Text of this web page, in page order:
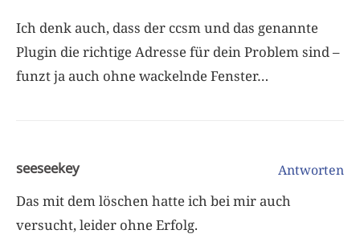
Ich denk auch, dass der ccsm und das genannte
Plugin die richtige Adresse für dein Problem sind –
funzt ja auch ohne wackelnde Fenster…
seeseekey Antworten
Das mit dem löschen hatte ich bei mir auch
versucht, leider ohne Erfolg.